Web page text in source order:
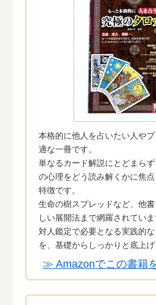
本格的に他人を占いたい人や
適な一冊です。
単なるカード解説にとどまら
の心理をどう読み解くかに焦
特徴です。
生命の樹スプレッドなど、他
しい展開法まで網羅されていま
対人鑑定で必要となる実践的
を、基礎からしっかりと底上げ
≫ Amazonでこの書籍